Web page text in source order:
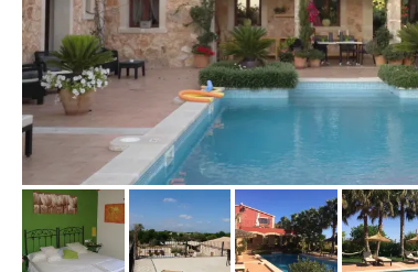
von Herwig, Juni 2017